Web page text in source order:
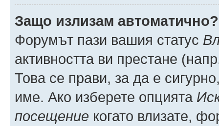
Защо излизам автоматично?
Форумът пази вашия статус
активността ви престане
Това се прави, за да е
име. Ако изберете опцията
посещение когато влизате,